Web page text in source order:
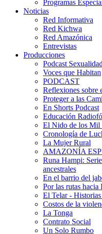
Programas
Noticias
Red Informativa
Red Kichwa
Red Amazónica
Entrevistas
Producciones
Podcast Sexualidad
Voces que Habitan
PODCAST
Reflexiones sobre
Proteger a las
En Shorts Podcast
Educación
El Nido de los Mil
Cronología de
La Mujer Rural
AMAZONÍA
Runa Hampi:
ancestrales
En el barrio del
Por las rutas hacia
El Telar -
Costos de la
La Tonga
Contrato Social
Un Solo Rumbo